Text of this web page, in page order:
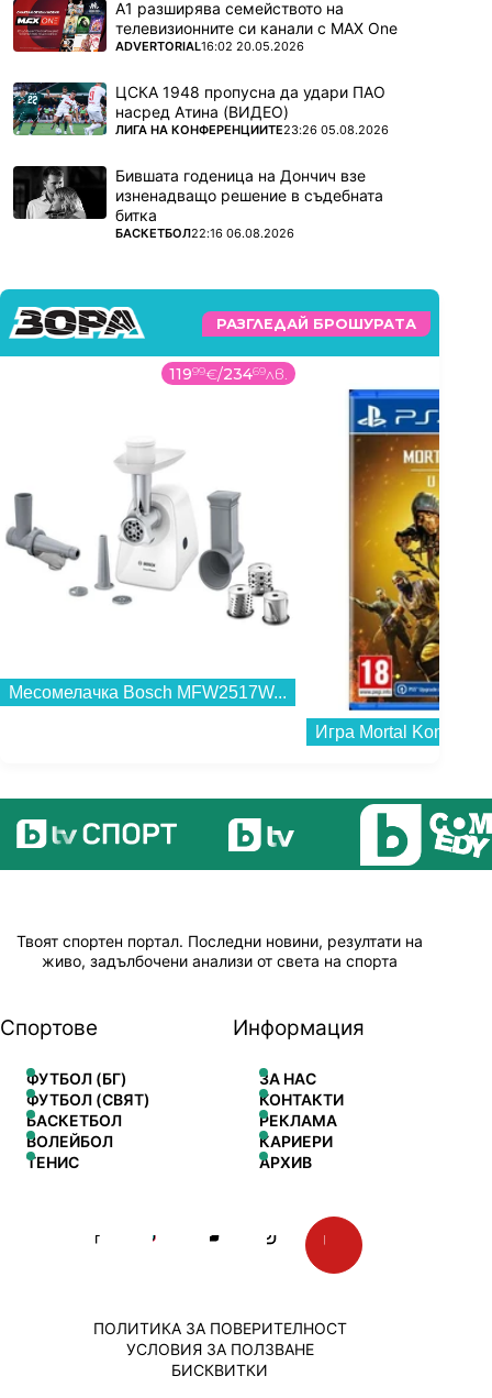
А1 разширява семейството на
телевизионните си канали с MAX One
ПОВЕЧЕ ОТ
ADVERTORIAL16:02 20.05.2026
ЦСКА 1948 пропусна да удари ПАО
насред Атина (ВИДЕО)
ПОВЕЧЕ ОТ
ЛИГА НА КОНФЕРЕНЦИИТЕ23:26 05.08.2026
Бившата годеница на Дончич взе
изненадващо решение в съдебната
битка
ПОВЕЧЕ ОТ
БАСКЕТБОЛ22:16 06.08.2026
РАЗГЛЕДАЙ БРОШУРАТА
11999€/23469лв.
Месомелачка Bosch MFW2517W...
Твоят спортен портал. Последни новини, резултати на
живо, задълбочени анализи от света на спорта
Спортове
ФУТБОЛ (БГ)
ФУТБОЛ (СВЯТ)
БАСКЕТБОЛ
ВОЛЕЙБОЛ
ТЕНИС
Информация
ЗА НАС
КОНТАКТИ
РЕКЛАМА
КАРИЕРИ
АРХИВ
ПОЛИТИКА ЗА ПОВЕРИТЕЛНОСТ
УСЛОВИЯ ЗА ПОЛЗВАНЕ
БИСКВИТКИ